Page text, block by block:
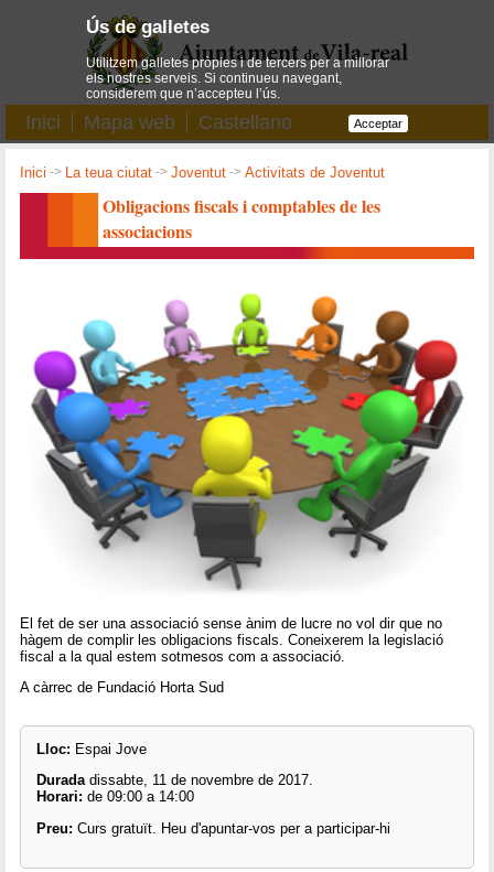
Inici Mapa web Castellano
Inici -> La teua ciutat ->Joventut ->Activitats de Joventut
Obligacions fiscals i comptables de les
associacions
El fet de ser una associació sense ànim de lucre no vol dir que no
hàgem de complir les obligacions fiscals. Coneixerem la legislació
fiscal a la qual estem sotmesos com a associació.
A càrrec de Fundació Horta Sud
Lloc: Espai Jove
Durada dissabte, 11 de novembre de 2017.
Horari: de 09:00 a 14:00
Preu: Curs gratuït. Heu d'apuntar-vos per a participar-hi
Ús de galletes
Utilitzem galletes pròpies i de tercers per a millorar
els nostres serveis. Si continueu navegant,
considerem que n’accepteu l’ús.
Acceptar